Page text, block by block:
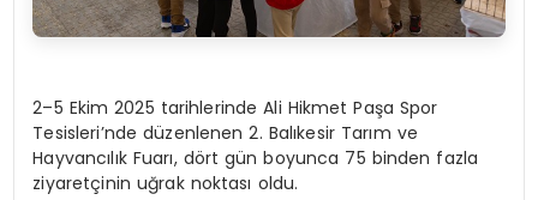
2–5 Ekim 2025 tarihlerinde Ali Hikmet Paşa Spor
Tesisleri’nde düzenlenen 2. Balıkesir Tarım ve
Hayvancılık Fuarı, dört gün boyunca 75 binden fazla
ziyaretçinin uğrak noktası oldu.